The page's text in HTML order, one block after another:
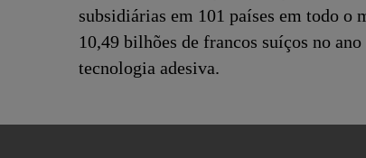
subsidiárias em 101 países em todo o
10,49 bilhões de francos suíços no
tecnologia adesiva.